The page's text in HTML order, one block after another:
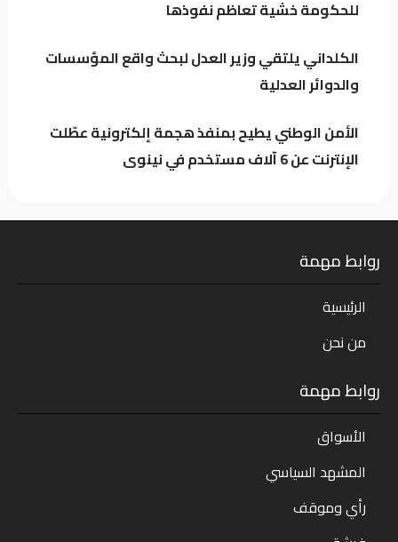
المؤسسات والدوائر العدلية
للحكومة خشية تعاظم نفوذها
الكلداني يلتقي وزير العدل لبحث واقع المؤسسات
والدوائر العدلية
الأمن الوطني يطيح بمنفذ هجمة إلكترونية عطّلت
الإنترنت عن 6 آلاف مستخدم في نينوى
روابط مهمة
الرئيسية
من نحن
روابط مهمة
الأسواق
المشهد السياسي
رأي وموقف